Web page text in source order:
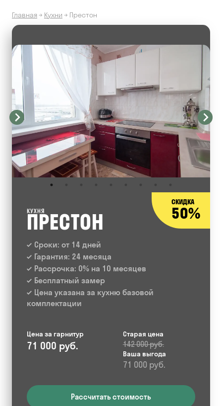
Главная→ Кухни → Престон
СКИДКА
50%
КУХНЯ
ПРЕСТОН
Сроки: от 14 дней
Гарантия: 24 месяца
Рассрочка: 0% на 10 месяцев
Бесплатный замер
Цена указана за кухню базовой
комплектации
Цена за гарнитур
71 000 руб.
Старая цена
142 000 руб.
Ваша выгода
71 000 руб.
Рассчитать стоимость